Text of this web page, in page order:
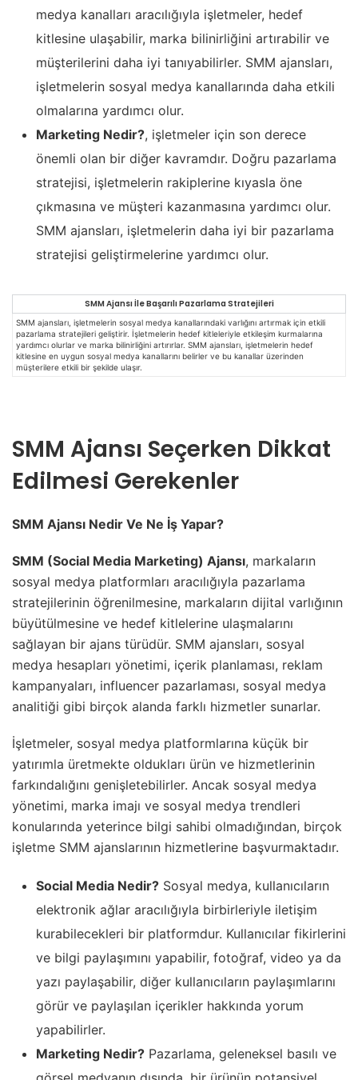
medya kanalları aracılığıyla işletmeler, hedef
kitlesine ulaşabilir, marka bilinirliğini artırabilir ve
müşterilerini daha iyi tanıyabilirler. SMM ajansları,
işletmelerin sosyal medya kanallarında daha etkili
olmalarına yardımcı olur.
Marketing Nedir?, işletmeler için son derece
önemli olan bir diğer kavramdır. Doğru pazarlama
stratejisi, işletmelerin rakiplerine kıyasla öne
çıkmasına ve müşteri kazanmasına yardımcı olur.
SMM ajansları, işletmelerin daha iyi bir pazarlama
stratejisi geliştirmelerine yardımcı olur.
SMM Ajansı İle Başarılı Pazarlama Stratejileri
SMM ajansları, işletmelerin sosyal medya kanallarındaki varlığını artırmak için etkili
pazarlama stratejileri geliştirir. İşletmelerin hedef kitleleriyle etkileşim kurmalarına
yardımcı olurlar ve marka bilinirliğini artırırlar. SMM ajansları, işletmelerin hedef
kitlesine en uygun sosyal medya kanallarını belirler ve bu kanallar üzerinden
müşterilere etkili bir şekilde ulaşır.
SMM Ajansı Seçerken Dikkat
Edilmesi Gerekenler
SMM Ajansı Nedir Ve Ne İş Yapar?
SMM (Social Media Marketing) Ajansı, markaların
sosyal medya platformları aracılığıyla pazarlama
stratejilerinin öğrenilmesine, markaların dijital varlığının
büyütülmesine ve hedef kitlelerine ulaşmalarını
sağlayan bir ajans türüdür. SMM ajansları, sosyal
medya hesapları yönetimi, içerik planlaması, reklam
kampanyaları, influencer pazarlaması, sosyal medya
analitiği gibi birçok alanda farklı hizmetler sunarlar.
İşletmeler, sosyal medya platformlarına küçük bir
yatırımla üretmekte oldukları ürün ve hizmetlerinin
farkındalığını genişletebilirler. Ancak sosyal medya
yönetimi, marka imajı ve sosyal medya trendleri
konularında yeterince bilgi sahibi olmadığından, birçok
işletme SMM ajanslarının hizmetlerine başvurmaktadır.
Social Media Nedir? Sosyal medya, kullanıcıların
elektronik ağlar aracılığıyla birbirleriyle iletişim
kurabilecekleri bir platformdur. Kullanıcılar fikirlerini
ve bilgi paylaşımını yapabilir, fotoğraf, video ya da
yazı paylaşabilir, diğer kullanıcıların paylaşımlarını
görür ve paylaşılan içerikler hakkında yorum
yapabilirler.
Marketing Nedir? Pazarlama, geleneksel basılı ve